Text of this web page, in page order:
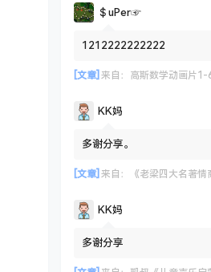
＄uΡer☞
1212222222222
[文章] 来自： 高斯数学动画片1-
KK妈
多谢分享。
[文章] 来自： 《老梁四大名著情商
KK妈
多谢分享